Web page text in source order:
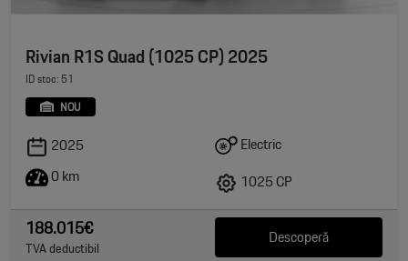
Rivian R1S Quad (1025 CP) 2025
ID stoc: 51
NOU
2025
0 km
Electric
1025 CP
188.015€
TVA deductibil Descoperă